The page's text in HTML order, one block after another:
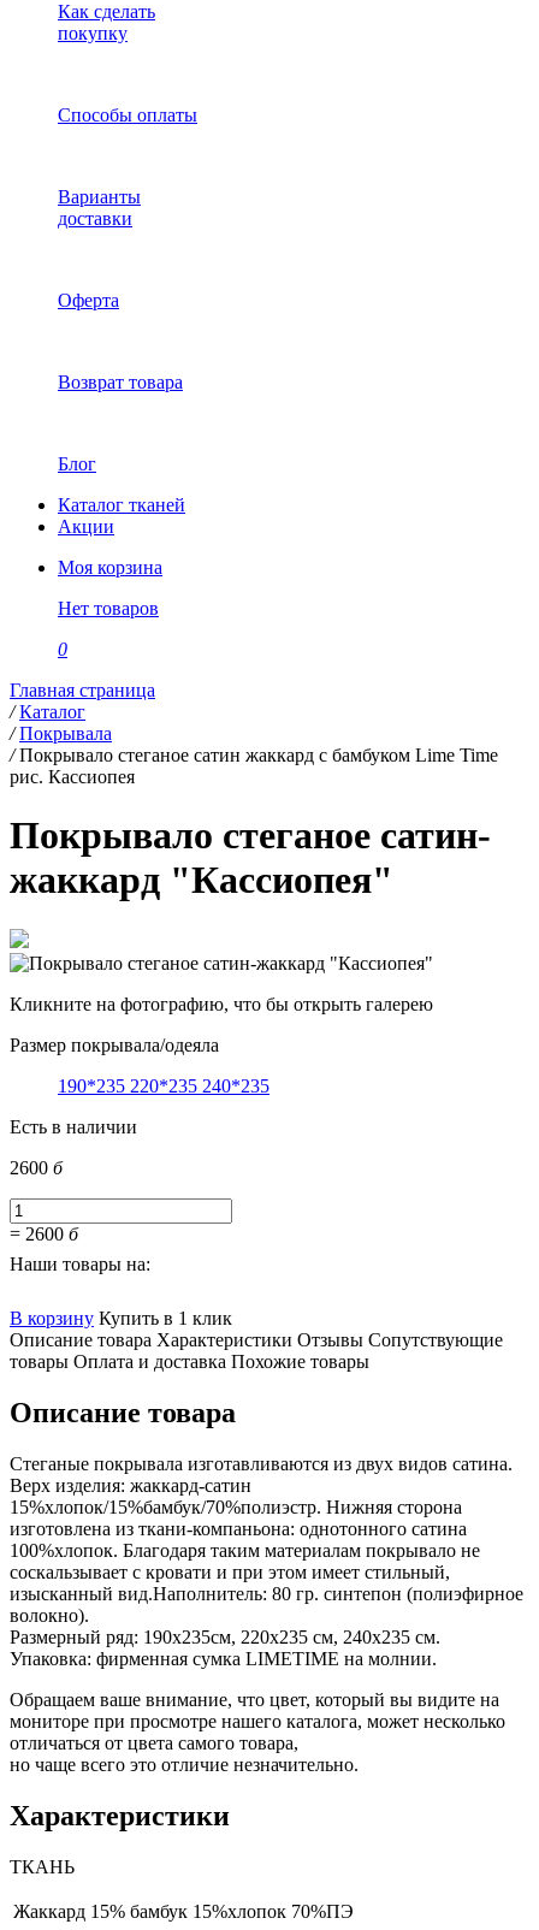
Как сделать
покупку
Способы оплаты
Варианты
доставки
Оферта
Возврат товара
Блог
Каталог тканей
Акции
Моя корзина
Нет товаров
0
Главная страница
/ Каталог
/ Покрывала
/ Покрывало стеганое сатин жаккард с бамбуком Lime Time
рис. Кассиопея
Покрывало стеганое сатин-
жаккард "Кассиопея"
Кликните на фотографию, что бы открыть галерею
Размер покрывала/одеяла
190*235 220*235 240*235
Есть в наличии
2600 б
= 2600 б
Наши товары на:
В корзину Купить в 1 клик
Описание товара Характеристики Отзывы Сопутствующие
товары Оплата и доставка Похожие товары
Описание товара
Стеганые покрывала изготавливаются из двух видов сатина.
Верх изделия: жаккард-сатин
15%хлопок/15%бамбук/70%полиэстр. Нижняя сторона
изготовлена из ткани-компаньона: однотонного сатина
100%хлопок. Благодаря таким материалам покрывало не
соскальзывает с кровати и при этом имеет стильный,
изысканный вид.Наполнитель: 80 гр. синтепон (полиэфирное
волокно).
Размерный ряд: 190х235см, 220х235 см, 240х235 см.
Упаковка: фирменная сумка LIMETIME на молнии.
Обращаем ваше внимание, что цвет, который вы видите на
мониторе при просмотре нашего каталога, может несколько
отличаться от цвета самого товара,
но чаще всего это отличие незначительно.
Характеристики
ТКАНЬ
Жаккард 15% бамбук 15%хлопок 70%ПЭ